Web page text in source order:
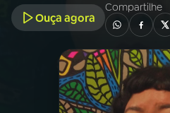
A RÁDIO
PROGRAMAÇÃO
PROGRAMAS
Ouça agora
Compartilhe